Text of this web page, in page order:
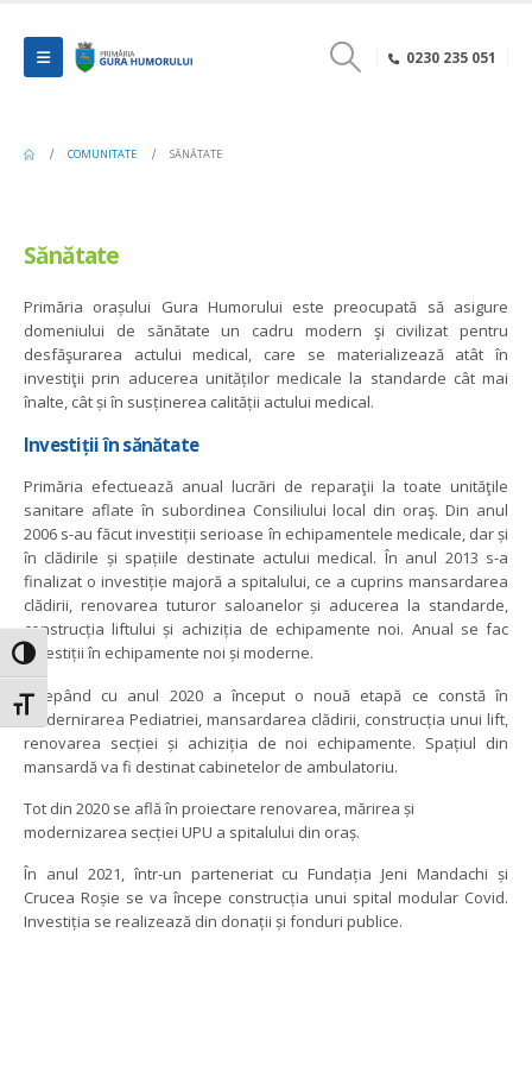
Toggle High Contrast
Toggle Font size
0230 235 051
COMUNITATE SĂNĂTATE
Sănătate
Primăria orașului Gura Humorului este preocupată să asigure
domeniului de sănătate un cadru modern şi civilizat pentru
desfăşurarea actului medical, care se materializează atât în
investiţii prin aducerea unităților medicale la standarde cât mai
înalte, cât și în susținerea calității actului medical.
Investiții în sănătate
Primăria efectuează anual lucrări de reparaţii la toate unităţile
sanitare aflate în subordinea Consiliului local din oraş. Din anul
2006 s-au făcut investiții serioase în echipamentele medicale, dar și
în clădirile și spațiile destinate actului medical. În anul 2013 s-a
finalizat o investiție majoră a spitalului, ce a cuprins mansardarea
clădirii, renovarea tuturor saloanelor și aducerea la standarde,
construcția liftului și achiziția de echipamente noi. Anual se fac
investiții în echipamente noi și moderne.
Începând cu anul 2020 a început o nouă etapă ce constă în
modernirarea Pediatriei, mansardarea clădirii, construcția unui lift,
renovarea secției și achiziția de noi echipamente. Spațiul din
mansardă va fi destinat cabinetelor de ambulatoriu.
Tot din 2020 se află în proiectare renovarea, mărirea și
modernizarea secției UPU a spitalului din oraș.
În anul 2021, într-un parteneriat cu Fundația Jeni Mandachi și
Crucea Roșie se va începe construcția unui spital modular Covid.
Investiția se realizează din donații și fonduri publice.